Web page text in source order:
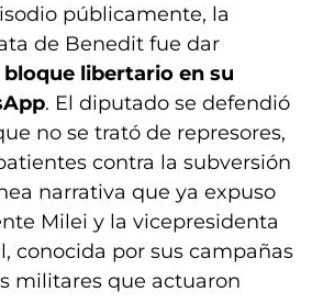
públicamente, la
de Benedit fue dar
libertario en su
. El diputado se defendió
no se trató de represores,
contra la subversión
narrativa que ya expuso
Milei y la vicepresidenta
conocida por sus campañas
militares que actuaron